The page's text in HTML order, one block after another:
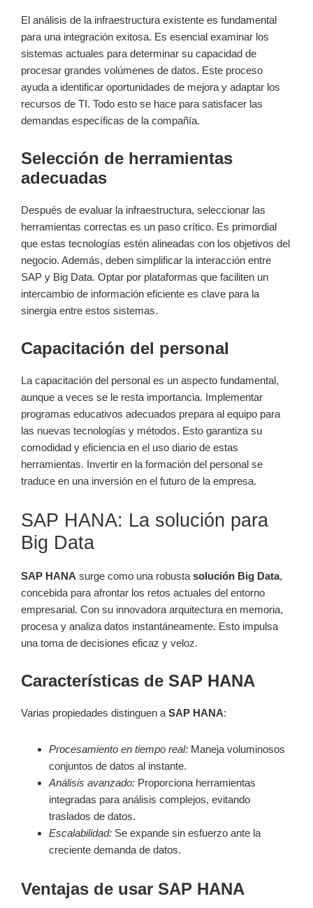
El análisis de la infraestructura existente es fundamental
para una integración exitosa. Es esencial examinar los
sistemas actuales para determinar su capacidad de
procesar grandes volúmenes de datos. Este proceso
ayuda a identificar oportunidades de mejora y adaptar los
recursos de TI. Todo esto se hace para satisfacer las
demandas específicas de la compañía.
Selección de herramientas
adecuadas
Después de evaluar la infraestructura, seleccionar las
herramientas correctas es un paso crítico. Es primordial
que estas tecnologías estén alineadas con los objetivos del
negocio. Además, deben simplificar la interacción entre
SAP y Big Data. Optar por plataformas que faciliten un
intercambio de información eficiente es clave para la
sinergia entre estos sistemas.
Capacitación del personal
La capacitación del personal es un aspecto fundamental,
aunque a veces se le resta importancia. Implementar
programas educativos adecuados prepara al equipo para
las nuevas tecnologías y métodos. Esto garantiza su
comodidad y eficiencia en el uso diario de estas
herramientas. Invertir en la formación del personal se
traduce en una inversión en el futuro de la empresa.
SAP HANA: La solución para
Big Data
SAP HANA surge como una robusta solución Big Data,
concebida para afrontar los retos actuales del entorno
empresarial. Con su innovadora arquitectura en memoria,
procesa y analiza datos instantáneamente. Esto impulsa
una toma de decisiones eficaz y veloz.
Características de SAP HANA
Varias propiedades distinguen a SAP HANA:
Procesamiento en tiempo real: Maneja voluminosos
conjuntos de datos al instante.
Análisis avanzado: Proporciona herramientas
integradas para análisis complejos, evitando
traslados de datos.
Escalabilidad: Se expande sin esfuerzo ante la
creciente demanda de datos.
Ventajas de usar SAP HANA